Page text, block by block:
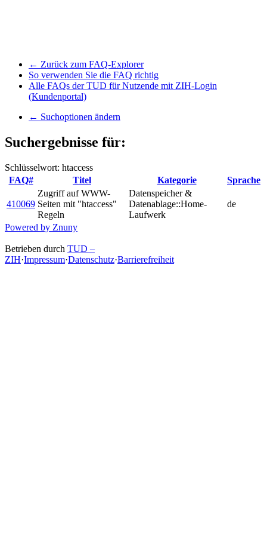
← Zurück zum FAQ-Explorer
So verwenden Sie die FAQ richtig
Alle FAQs der TUD für Nutzende mit ZIH-Login
(Kundenportal)
← Suchoptionen ändern
Suchergebnisse für:
Schlüsselwort: htaccess
FAQ#
Titel Kategorie Sprache
410069
Zugriff auf WWW-
Seiten mit "htaccess"
Regeln
Datenspeicher &
Datenablage::Home-
Laufwerk
de
Powered by Znuny
Betrieben durch TUD –
ZIH·Impressum·Datenschutz·Barrierefreiheit